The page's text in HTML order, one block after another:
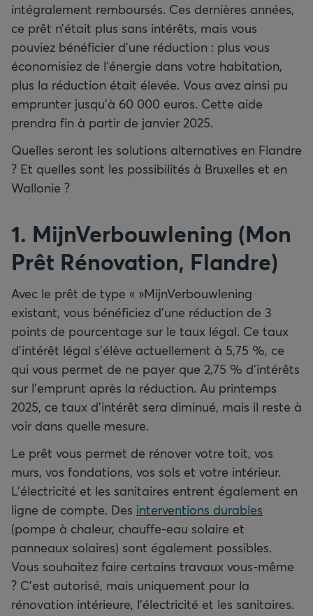
intégralement remboursés. Ces dernières années,
ce prêt n’était plus sans intérêts, mais vous
pouviez bénéficier d’une réduction : plus vous
économisiez de l’énergie dans votre habitation,
plus la réduction était élevée. Vous avez ainsi pu
emprunter jusqu’à 60 000 euros. Cette aide
prendra fin à partir de janvier 2025.
Quelles seront les solutions alternatives en Flandre
? Et quelles sont les possibilités à Bruxelles et en
Wallonie ?
1. MijnVerbouwlening (Mon
Prêt Rénovation, Flandre)
Avec le prêt de type « »MijnVerbouwlening
existant, vous bénéficiez d’une réduction de 3
points de pourcentage sur le taux légal. Ce taux
d’intérêt légal s’élève actuellement à 5,75 %, ce
qui vous permet de ne payer que 2,75 % d’intérêts
sur l’emprunt après la réduction. Au printemps
2025, ce taux d’intérêt sera diminué, mais il reste à
voir dans quelle mesure.
Le prêt vous permet de rénover votre toit, vos
murs, vos fondations, vos sols et votre intérieur.
L’électricité et les sanitaires entrent également en
ligne de compte. Des interventions durables
(pompe à chaleur, chauffe-eau solaire et
panneaux solaires) sont également possibles.
Vous souhaitez faire certains travaux vous-même
? C’est autorisé, mais uniquement pour la
rénovation intérieure, l’électricité et les sanitaires.